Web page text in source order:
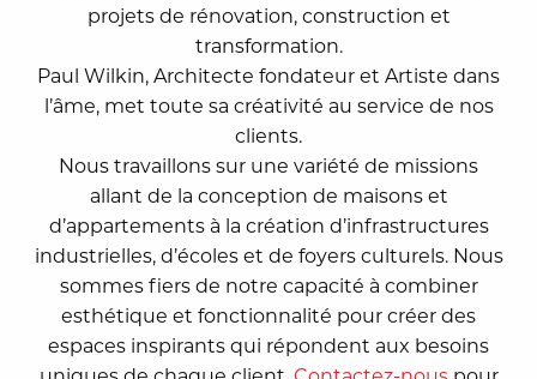
projets de rénovation, construction et
transformation.
Paul Wilkin, Architecte fondateur et Artiste dans
l’âme, met toute sa créativité au service de nos
clients.
Nous travaillons sur une variété de missions
allant de la conception de maisons et
d’appartements à la création d’infrastructures
industrielles, d’écoles et de foyers culturels. Nous
sommes fiers de notre capacité à combiner
esthétique et fonctionnalité pour créer des
espaces inspirants qui répondent aux besoins